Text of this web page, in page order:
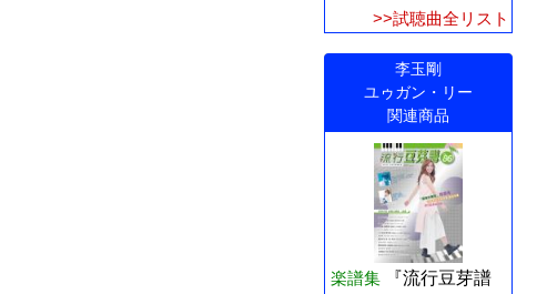
>>試聴曲全リスト
李玉剛
ユゥガン・リー
関連商品
楽譜集
『流行豆芽譜